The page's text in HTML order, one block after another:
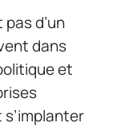
d’un
dans
et